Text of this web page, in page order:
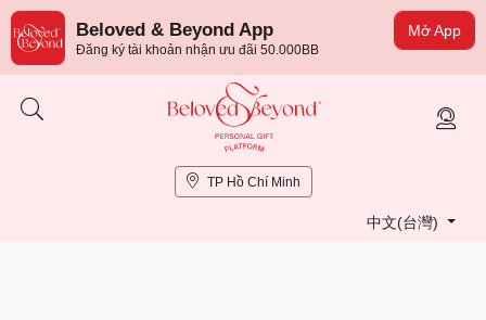
Mở App
Beloved & Beyond App
Đăng ký tài khoản nhận ưu đãi 50.000BB
TP Hồ Chí Minh
中文(台灣)